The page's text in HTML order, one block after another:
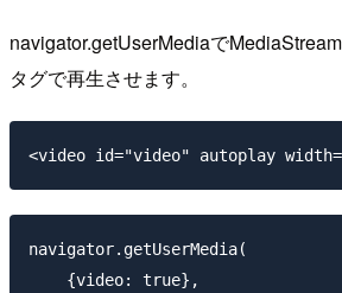
navigator.getUserMediaで
タグで再生させます。
navigator.getUserMedia(
    {video: true},